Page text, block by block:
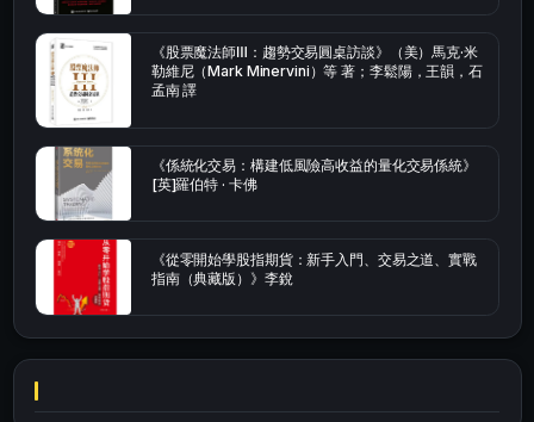
《股票魔法師Ⅲ：趨勢交易圓桌訪談》（美）馬克·米
勒維尼（Mark Minervini）等 著；李鬆陽，王韻，石
孟南 譯
《係統化交易：構建低風險高收益的量化交易係統》
[英]羅伯特 · 卡佛
《從零開始學股指期貨：新手入門、交易之道、實戰
指南（典藏版）》李銳